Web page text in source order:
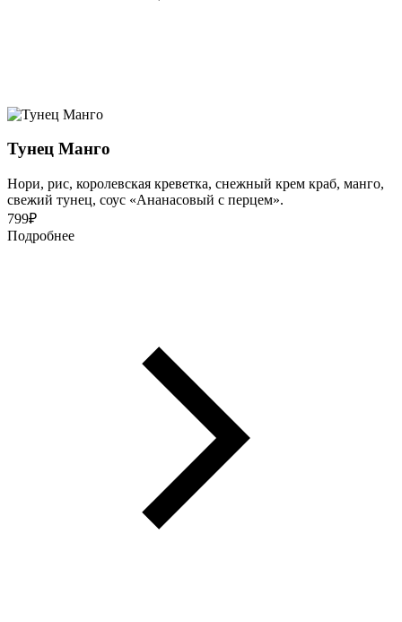
Тунец Манго
Нори, рис, королевская креветка, снежный крем краб, манго,
свежий тунец, соус «Ананасовый с перцем».
799₽
Подробнее